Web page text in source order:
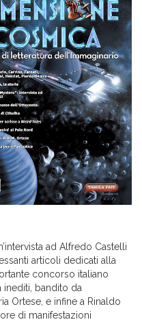
ad Alfredo Castelli
articoli dedicati alla
concorso italiano
inediti, bandito da
Ortese, e infine a Rinaldo
di manifestazioni